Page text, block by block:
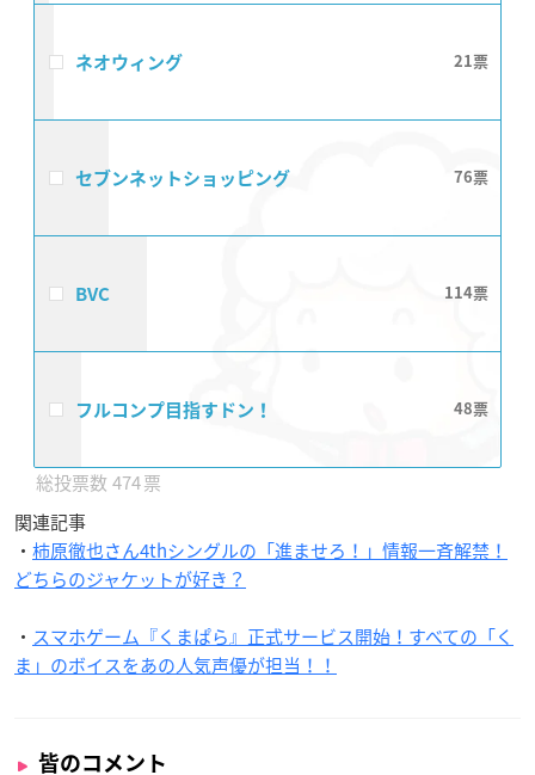
ネオウィング 21
セブンネットショッピング 76
BVC 114
フルコンプ目指すドン！ 48
474
関連記事
・ 柿原徹也さん4thシングルの「進ませろ！」情報一斉解禁！
どちらのジャケットが好き？
・ スマホゲーム『くまぱら』正式サービス開始！すべての「く
ま」のボイスをあの人気声優が担当！！
皆のコメント